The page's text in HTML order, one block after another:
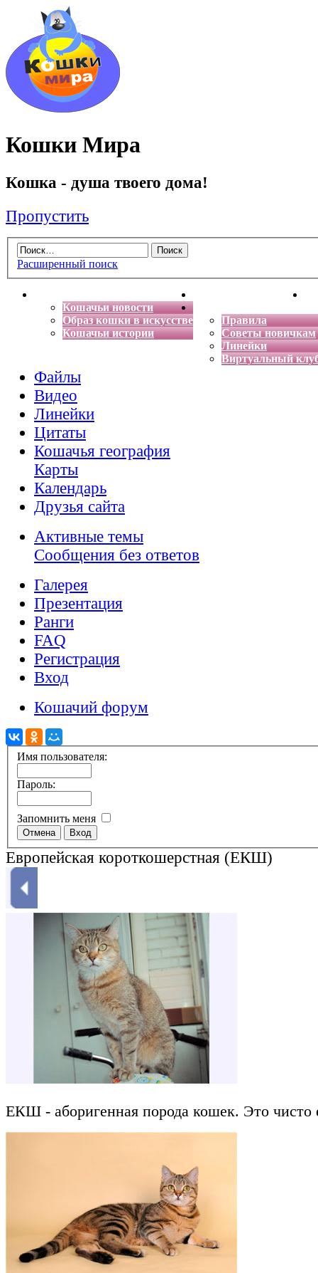
Кошки Мира
Кошка - душа твоего дома!
Пропустить
Расширенный поиск
Кошачьи новости
Образ кошки в искусстве
Кошачьи истории
Энциклопедия кошек
Правила
Советы новичкам
Линейки
Виртуальный
Файлы
Видео
Линейки
Цитаты
Кошачья география
Карты
Календарь
Друзья сайта
Активные темы
Сообщения без ответов
Галерея
Презентация
Ранги
FAQ
Регистрация
Вход
Кошачий форум
Имя пользователя:
Пароль:
Запомнить меня
Европейская короткошерстная (ЕКШ)
ЕКШ - аборигенная порода кошек. Это чисто